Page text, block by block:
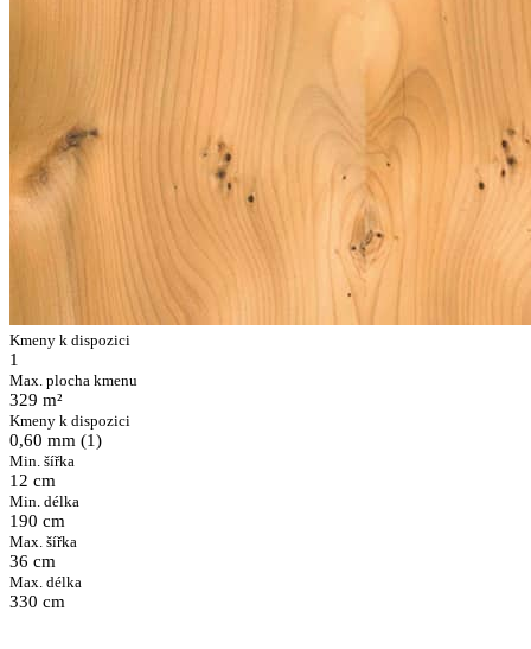
Kmeny k dispozici
1
Max. plocha kmenu
329 m²
Kmeny k dispozici
0,60 mm (1)
Min. šířka
12 cm
Min. délka
190 cm
Max. šířka
36 cm
Max. délka
330 cm